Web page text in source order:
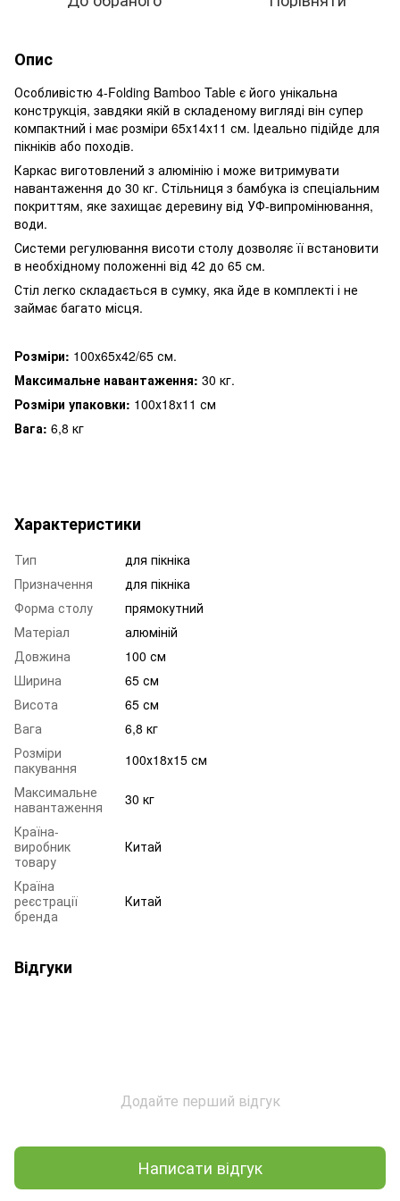
Опис
Особливістю 4-Folding Bamboo Table є його унікальна
конструкція, завдяки якій в складеному вигляді він супер
компактний і має розміри 65х14х11 см. Ідеально підійде для
пікніків або походів.
Каркас виготовлений з алюмінію і може витримувати
навантаження до 30 кг. Стільниця з бамбука із спеціальним
покриттям, яке захищає деревину від УФ-випромінювання,
води.
Системи регулювання висоти столу дозволяє її встановити
в необхідному положенні від 42 до 65 см.
Стіл легко складається в сумку, яка йде в комплекті і не
займає багато місця.
Розміри: 100х65х42/65 см.
Максимальне навантаження: 30 кг.
Розміри упаковки: 100х18х11 см
Вага: 6,8 кг
Характеристики
Тип
для пікніка
Призначення
для пікніка
Форма столу
прямокутний
Матеріал
алюміній
Довжина
100 см
Ширина
65 см
Висота
65 см
Вага
6,8 кг
Розміри
пакування
100х18х15 см
Максимальне
навантаження
30 кг
Країна-
виробник
товару
Китай
Країна
реєстрації
бренда
Китай
Відгуки
Додайте перший відгук
Написати відгук